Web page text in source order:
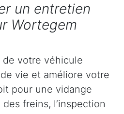
un entretien
Wortegem
de votre véhicule
vie et améliore votre
pour une vidange
freins, l’inspection